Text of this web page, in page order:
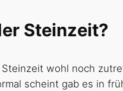
Steinzeit?
wohl noch
scheint gab es in